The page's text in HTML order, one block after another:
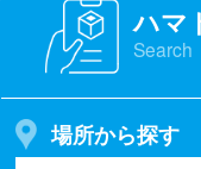
ハマ
Search
場所から探す